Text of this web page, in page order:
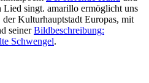
Lied singt. amarillo ermöglicht uns
Kulturhauptstadt Europas, mit
seinerBildbeschreibung:
Schwengel.